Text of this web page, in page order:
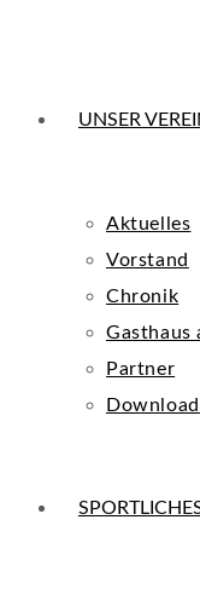
UNSER
Aktuelles
Vorstand
Chronik
Gasthaus
Partner